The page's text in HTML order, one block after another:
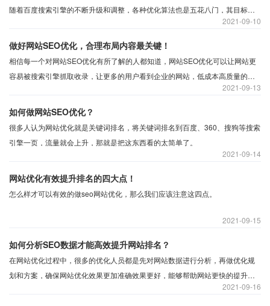
09-10
2021
随着百度搜索引擎的不断升级和调整，各种优化算法也是五花八门，其目标是
打击网站优化中的作弊行为，同时也给网站优化带来了很多难度。那么对于站
点页面的内容以及如何优化页面才能有利于整个站点的优化提高实际效果呢？
09-13
2021
做好网站SEO优化，合理布局内容最关键！
相信每一个对网站SEO优化有所了解的人都知道，网站SEO优化可以让网站更
容易被搜索引擎抓取收录，让更多的用户看到企业的网站，低成本高质量的提
升网站的流量，有利于品牌和企业的营销推广。然而，很多人不知道应该做些
什么来优化网站。其实简单来说，无非就是以下几个步骤:
09-14
2021
如何做网站SEO优化？
很多人认为网站优化就是关键词排名，将关键词排名到百度、360、搜狗等搜索
引擎一页，流量就会上升，那就是把这东西看的太简单了。
09-15
2021
网站优化有效提升排名的四大点！
怎么样才可以有效的做seo网站优化，那么我们应该注意这四点。
09-16
2021
如何分析SEO数据才能高效提升网站排名？
在网站优化过程中，很多的优化人员都是先对网站数据进行分析，再做优化规
划和方案，确保网站优化效果更加准确效果更好，能够帮助网站更快的提升排
名。对于那些想要做的更好的SEO人员来说，需要那些SEO数据才可以对网站